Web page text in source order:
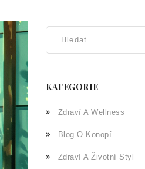
KATEGORIE
Zdraví A Wellness
Blog O Konopí
Zdraví A Životní Styl